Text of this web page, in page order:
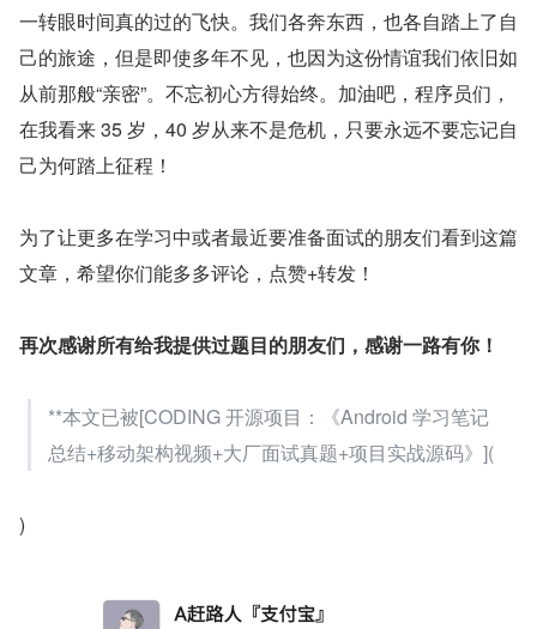
一转眼时间真的过的飞快。我们各奔东西，也各自踏上了自
己的旅途，但是即使多年不见，也因为这份情谊我们依旧如
从前那般“亲密”。不忘初心方得始终。加油吧，程序员们，
在我看来 35 岁，40 岁从来不是危机，只要永远不要忘记自
己为何踏上征程！
为了让更多在学习中或者最近要准备面试的朋友们看到这篇
文章，希望你们能多多评论，点赞+转发！
再次感谢所有给我提供过题目的朋友们，感谢一路有你！
**本文已被[CODING 开源项目：《Android 学习笔记
总结+移动架构视频+大厂面试真题+项目实战源码》](
)